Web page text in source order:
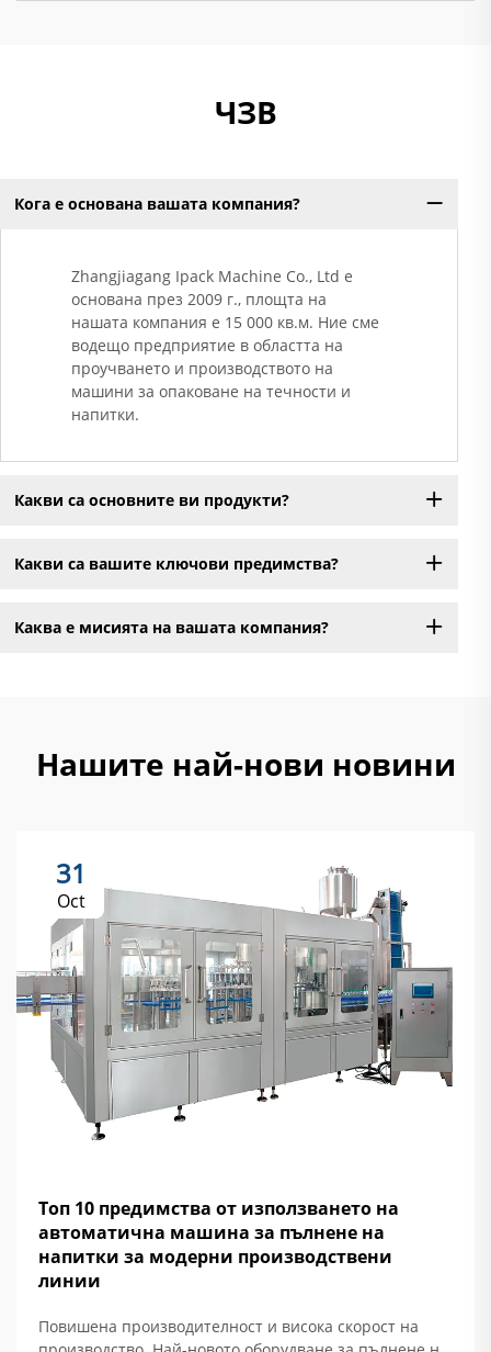
ЧЗВ
Кога е основана вашата компания?
Zhangjiagang Ipack Machine Co., Ltd е
основана през 2009 г., площта на
нашата компания е 15 000 кв.м. Ние сме
водещо предприятие в областта на
проучването и производството на
машини за опаковане на течности и
напитки.
Какви са основните ви продукти?
Какви са вашите ключови предимства?
Каква е мисията на вашата компания?
Нашите най-нови новини
31
Oct
Топ 10 предимства от използването на
автоматична машина за пълнене на
напитки за модерни производствени
линии
Повишена производителност и висока скорост на